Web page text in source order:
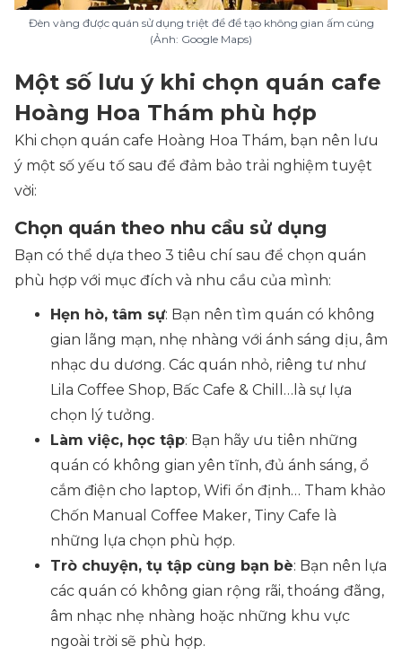
Đèn vàng được quán sử dụng triệt để để tạo không gian ấm cúng
(Ảnh: Google Maps)
Một số lưu ý khi chọn quán cafe
Hoàng Hoa Thám phù hợp
Khi chọn quán cafe Hoàng Hoa Thám, bạn nên lưu
ý một số yếu tố sau để đảm bảo trải nghiệm tuyệt
vời:
Chọn quán theo nhu cầu sử dụng
Bạn có thể dựa theo 3 tiêu chí sau để chọn quán
phù hợp với mục đích và nhu cầu của mình:
Hẹn hò, tâm sự: Bạn nên tìm quán có không
gian lãng mạn, nhẹ nhàng với ánh sáng dịu, âm
nhạc du dương. Các quán nhỏ, riêng tư như
Lila Coffee Shop, Bấc Cafe & Chill…là sự lựa
chọn lý tưởng.
Làm việc, học tập: Bạn hãy ưu tiên những
quán có không gian yên tĩnh, đủ ánh sáng, ổ
cắm điện cho laptop, Wifi ổn định… Tham khảo
Chốn Manual Coffee Maker, Tiny Cafe là
những lựa chọn phù hợp.
Trò chuyện, tụ tập cùng bạn bè: Bạn nên lựa
các quán có không gian rộng rãi, thoáng đãng,
âm nhạc nhẹ nhàng hoặc những khu vực
ngoài trời sẽ phù hợp.